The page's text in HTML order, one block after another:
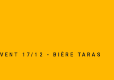
17/12 - BIÈRE TARAS